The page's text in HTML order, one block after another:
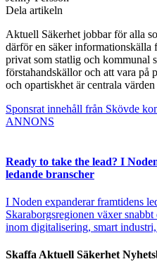
Dela artikeln
Aktuell Säkerhet jobbar för alla
därför en säker informationskälla
privat som statlig och kommunal
förstahandskällor och att vara på
och opartiskhet är centrala
Sponsrat innehåll från Skövde
ANNONS
Ready to take the lead? I
ledande branscher
I Noden expanderar framtidens
Skaraborgsregionen växer
inom digitalisering, smart
Skaffa Aktuell Säkerhet